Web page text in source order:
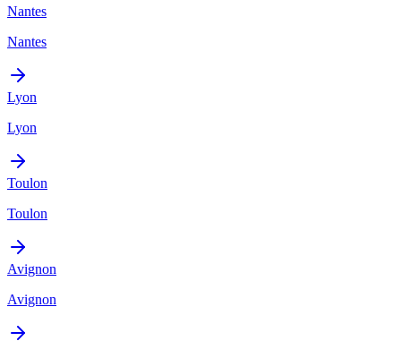
Nantes
Nantes
Lyon
Lyon
Toulon
Toulon
Avignon
Avignon